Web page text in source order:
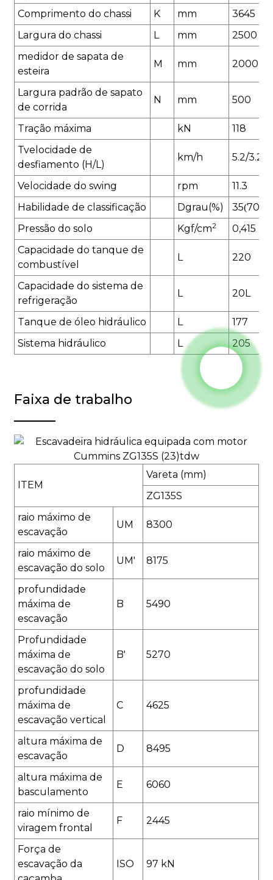
Comprimento do chassi K mm
3645
Largura do chassi
L mm 2500
medidor de sapata de
esteira
M mm 2000
Largura padrão de sapato
de corrida
N mm 500
Tração máxima kN
118
Tvelocidade de
desfiamento (H/L)
km/h 5.2/3.25
Velocidade do swing rpm 11.3
Habilidade de classificação
Dgrau(%) 35(70%
Pressão do solo Kgf/cm2 0,415
Capacidade do tanque de
combustível
L 220
Capacidade do sistema de
refrigeração
L 20L
Tanque de óleo hidráulico L
177
Sistema hidráulico
L 205
Faixa de trabalho
ITEM
Vareta (mm)
ZG135S
raio máximo de
escavação
UM 8300
raio máximo de
escavação do solo
UM' 8175
profundidade
máxima de
escavação
B 5490
Profundidade
máxima de
escavação do solo
B' 5270
profundidade
máxima de
escavação vertical
C 4625
altura máxima de
escavação
D 8495
altura máxima de
basculamento
E 6060
raio mínimo de
viragem frontal
F 2445
Força de
escavação da
ISO 97 kN